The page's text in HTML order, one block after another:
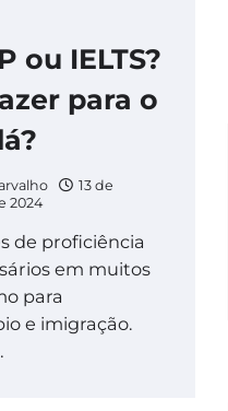
ou IELTS?
para o
13 de
2024
de proficiência
em muitos
para
e imigração.